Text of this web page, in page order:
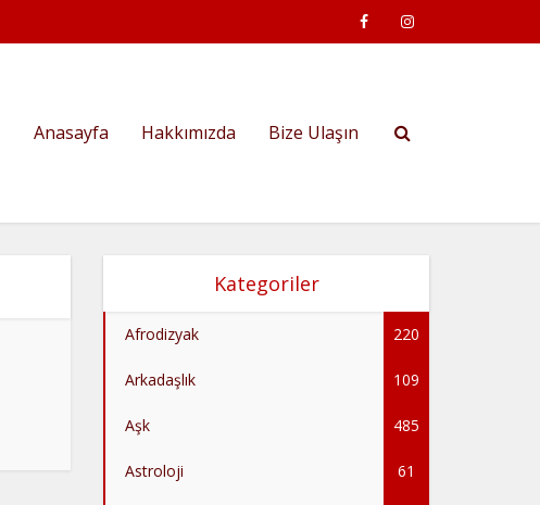
Anasayfa Hakkımızda Bize Ulaşın
Kategoriler
Afrodizyak 220
Arkadaşlık 109
Aşk 485
Astroloji 61